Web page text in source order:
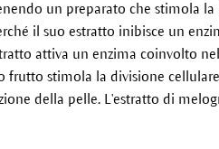
un preparato che stimola la
il suo estratto inibisce un
attiva un enzima coinvolto
stimola la divisione
della pelle. L'estratto di